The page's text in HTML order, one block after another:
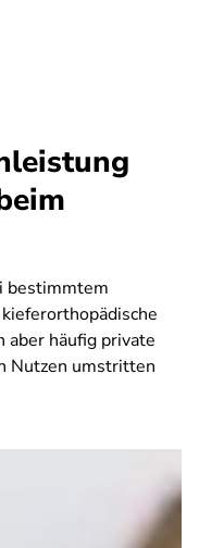
bestimmtem
aber häufig private
Nutzen umstritten